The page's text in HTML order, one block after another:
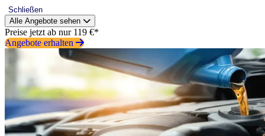
Schließen
Alle Angebote sehen
Preise jetzt ab nur 119 €*
Angebote erhalten